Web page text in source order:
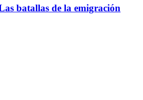
batallas de la emigración